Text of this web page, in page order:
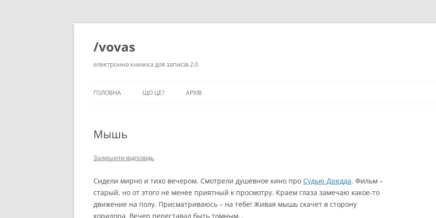
Перейти
/vovas
електронна книжка для записів 2.0
ГОЛОВНА ЩО ЦЕ? АРХІВ
Мышь
Залишити відповідь
Сидели мирно и тихо вечером. Смотрели душевное кино про Судью Дредда. Фильм –
старый, но от этого не менее приятный к просмотру. Краем глаза замечаю какое-то
движение на полу. Присматриваюсь – на тебе! Живая мышь скачет в сторону
коридора. Вечер переставал быть томным…